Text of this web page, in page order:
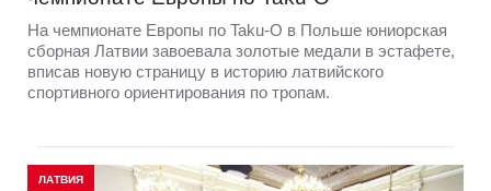
На чемпионате Европы по Taku-O в Польше юниорская
сборная Латвии завоевала золотые медали в эстафете,
вписав новую страницу в историю латвийского
спортивного ориентирования по тропам.
ЛАТВИЯ